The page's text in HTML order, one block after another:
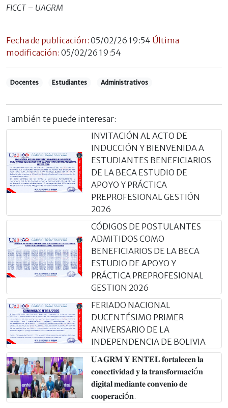
FICCT – UAGRM
Fecha de publicación: 05/02/26 19:54 Última
modificación: 05/02/26 19:54
Docentes Estudiantes Administrativos
También te puede interesar:
INVITACIÓN AL ACTO DE
INDUCCIÓN Y BIENVENIDA A
ESTUDIANTES BENEFICIARIOS
DE LA BECA ESTUDIO DE
APOYO Y PRÁCTICA
PREPROFESIONAL GESTIÓN
2026
CÓDIGOS DE POSTULANTES
ADMITIDOS COMO
BENEFICIARIOS DE LA BECA
ESTUDIO DE APOYO Y
PRÁCTICA PREPROFESIONAL
GESTION 2026
FERIADO NACIONAL
DUCENTÉSIMO PRIMER
ANIVERSARIO DE LA
INDEPENDENCIA DE BOLIVIA
𝐔𝐀𝐆𝐑𝐌 𝐘 𝐄𝐍𝐓𝐄𝐋 𝐟𝐨𝐫𝐭𝐚𝐥𝐞𝐜𝐞𝐧 𝐥𝐚
𝐜𝐨𝐧𝐞𝐜𝐭𝐢𝐯𝐢𝐝𝐚𝐝 𝐲 𝐥𝐚 𝐭𝐫𝐚𝐧𝐬𝐟𝐨𝐫𝐦𝐚𝐜𝐢ó𝐧
𝐝𝐢𝐠𝐢𝐭𝐚𝐥 𝐦𝐞𝐝𝐢𝐚𝐧𝐭𝐞 𝐜𝐨𝐧𝐯𝐞𝐧𝐢𝐨 𝐝𝐞
𝐜𝐨𝐨𝐩𝐞𝐫𝐚𝐜𝐢ó𝐧.